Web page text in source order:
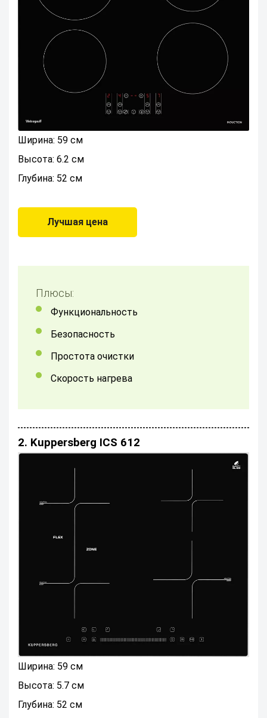
Ширина: 59 см
Высота: 6.2 см
Глубина: 52 см
Лучшая цена
Плюсы:
Функциональность
Безопасность
Простота очистки
скорость нагрева
2. Kuppersberg ICS 612
Ширина: 59 см
Высота: 5.7 см
Глубина: 52 см